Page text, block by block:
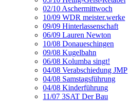
02/10 Aschermittwoch
10/09 WDR meister.werke
09/09 Hinterlassenschaft
06/09 Lauren Newton
10/08 Donaueschingen
09/08 Kugelbahn
06/08 Kolumba singt!
04/08 Verabschiedung JMP
04/08 Samstagsführung
04/08 Kinderführung
11/07 3SAT Der Bau